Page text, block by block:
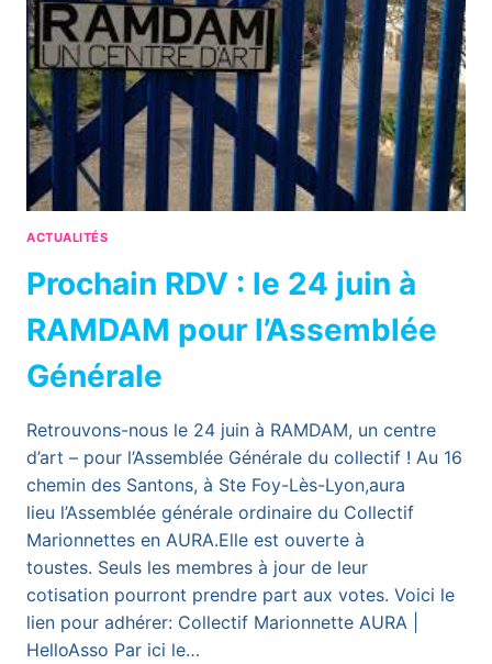
MARIONNETTE
ACTUALITÉS
Prochain RDV : le 24 juin à
RAMDAM pour l’Assemblée
Générale
Retrouvons-nous le 24 juin à RAMDAM, un centre
d’art – pour l’Assemblée Générale du collectif ! Au 16
chemin des Santons, à Ste Foy-Lès-Lyon,aura
lieu l’Assemblée générale ordinaire du Collectif
Marionnettes en AURA.Elle est ouverte à
toustes. Seuls les membres à jour de leur
cotisation pourront prendre part aux votes. Voici le
lien pour adhérer: Collectif Marionnette AURA |
HelloAsso Par ici le…